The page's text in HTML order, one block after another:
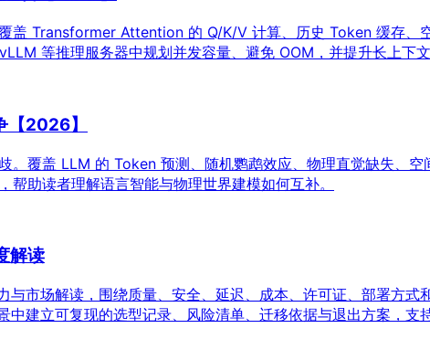
盖 Transformer Attention 的 Q/K/V 计算、历史 Token 缓存、
等推理服务器中规划并发容量、避免 OOM，并提升长上下文
2026】
。覆盖 LLM 的 Token 预测、随机鹦鹉效应、物理直觉缺失、
助读者理解语言智能与物理世界建模如何互补。
解读
市场解读，围绕质量、安全、延迟、成本、许可证、部署方
建立可复现的选型记录、风险清单、迁移依据与退出方案，支